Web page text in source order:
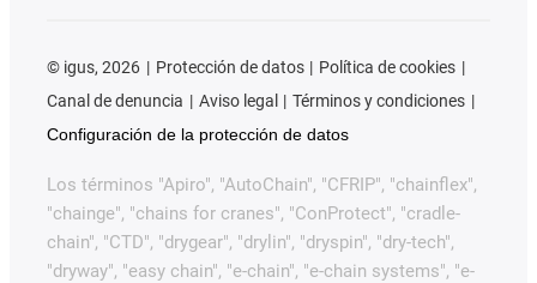
© igus, 2026 Protección de datos
Política de cookies
Canal de denuncia
Aviso legal
Términos y condiciones
Configuración de la protección de datos
Los términos "Apiro", "AutoChain", "CFRIP", "chainflex",
"chainge", "chains for cranes", "ConProtect", "cradle-
chain", "CTD", "drygear", "drylin", "dryspin", "dry-tech",
"dryway", "easy chain", "e-chain", "e-chain systems", "e-